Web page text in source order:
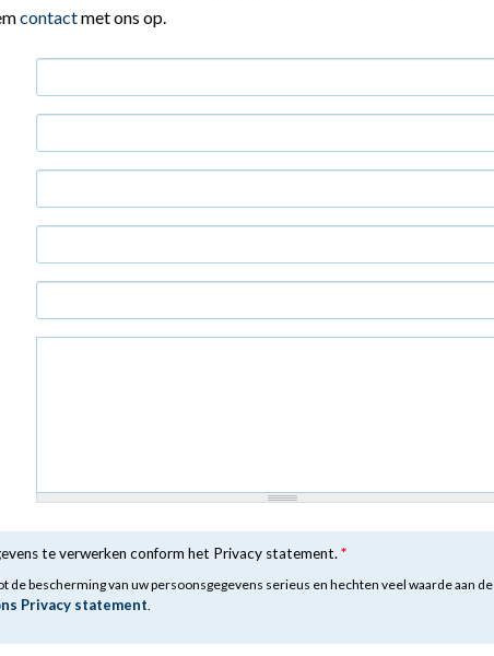
contactmet ons op.
te verwerken conform het Privacy statement.*
de bescherming van uw persoonsgegevens serieus en hechten veel waarde aan de
Privacy statement